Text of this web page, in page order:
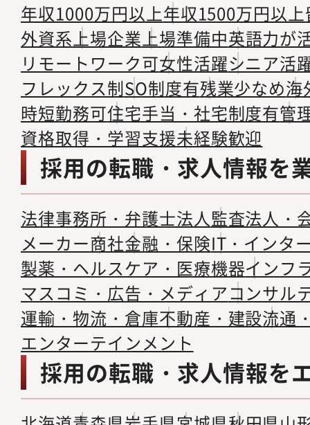
年収1000万円以上年収1500万円以上
外資系上場企業上場準備中英語力が
リモートワーク可女性活躍シニア活
フレックス制SO制度有残業少なめ海
時短勤務可住宅手当・社宅制度有管
資格取得・学習支援未経験歓迎
採用の転職・求人情報を
法律事務所・弁護士法人監査法人・
メーカー商社金融・保険IT・インタ
製薬・ヘルスケア・医療機器インフ
マスコミ・広告・メディアコンサル
運輸・物流・倉庫不動産・建設流通
エンターテインメント
採用の転職・求人情報を